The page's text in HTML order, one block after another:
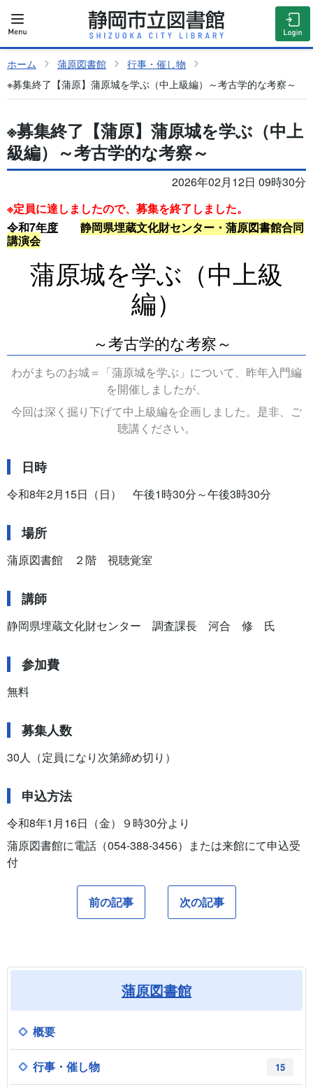
ホーム 蒲原図書館
行事・催し物
※募集終了【蒲原】蒲原城を学ぶ（中上級編）～考古学的な考察～
※募集終了【蒲原】蒲原城を学ぶ（中上
級編）～考古学的な考察～
2026年02月12日 09時30分
※定員に達しましたので、募集を終了しました。
令和7年度
静岡県埋蔵文化財センター・蒲原図書館合同
講演会
蒲原城を学ぶ（中上級
編）
～考古学的な考察～
わがまちのお城＝「蒲原城を学ぶ」について、昨年入門編
を開催しましたが、
今回は深く掘り下げて中上級編を企画しました。是非、ご
聴講ください。
日時
令和8年2月15日（日） 午後1時30分～午後3時30分
場所
蒲原図書館 ２階 視聴覚室
講師
静岡県埋蔵文化財センター 調査課長 河合 修 氏
参加費
無料
募集人数
30人（定員になり次第締め切り）
申込方法
令和8年1月16日（金）９時30分より
蒲原図書館に電話（054‐388-3456）または来館にて申込受
付
前の記事 次の記事
蒲原図書館
概要
15
行事・催し物